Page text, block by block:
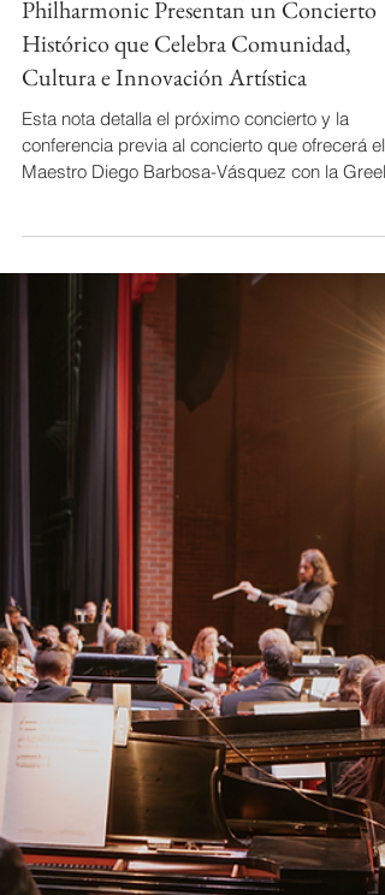
Por Indiana Daily Student / Maestro
Barbosa-Vásquez y la Greeley
Philharmonic Presentan un Concierto
Histórico que Celebra Comunidad,
conferencia previa al concierto que ofrecerá el
Maestro Diego Barbosa-Vásquez con la
Philharmonic el 1 de noviembre de 2025.
Presenta el evento como una iniciativa histórica
para reposicionar a las orquestas como
instituciones centradas en la comunidad.